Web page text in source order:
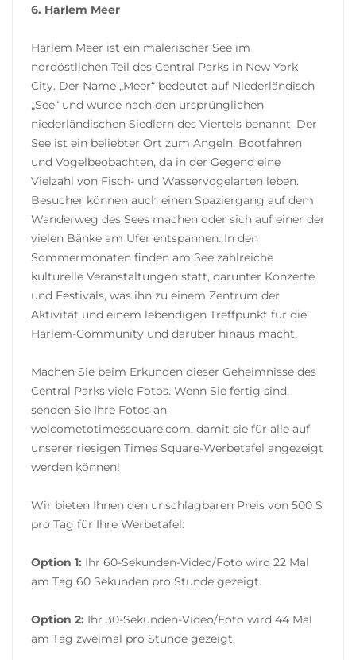
6. Harlem Meer
Harlem Meer ist ein malerischer See im
nordöstlichen Teil des Central Parks in New York
City. Der Name „Meer“ bedeutet auf Niederländisch
„See“ und wurde nach den ursprünglichen
niederländischen Siedlern des Viertels benannt. Der
See ist ein beliebter Ort zum Angeln, Bootfahren
und Vogelbeobachten, da in der Gegend eine
Vielzahl von Fisch- und Wasservogelarten leben.
Besucher können auch einen Spaziergang auf dem
Wanderweg des Sees machen oder sich auf einer der
vielen Bänke am Ufer entspannen. In den
Sommermonaten finden am See zahlreiche
kulturelle Veranstaltungen statt, darunter Konzerte
und Festivals, was ihn zu einem Zentrum der
Aktivität und einem lebendigen Treffpunkt für die
Harlem-Community und darüber hinaus macht.
Machen Sie beim Erkunden dieser Geheimnisse des
Central Parks viele Fotos. Wenn Sie fertig sind,
senden Sie Ihre Fotos an
welcometotimessquare.com, damit sie für alle auf
unserer riesigen Times Square-Werbetafel angezeigt
werden können!
Wir bieten Ihnen den unschlagbaren Preis von 500 $
pro Tag für Ihre Werbetafel:
Option 1: Ihr 60-Sekunden-Video/Foto wird 22 Mal
am Tag 60 Sekunden pro Stunde gezeigt.
Option 2: Ihr 30-Sekunden-Video/Foto wird 44 Mal
am Tag zweimal pro Stunde gezeigt.